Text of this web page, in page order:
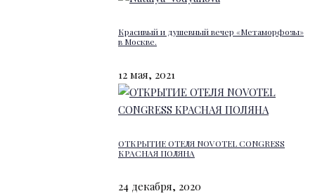
Красивый и душевный вечер «Метаморфозы»
в Москве.
12 мая, 2021
ОТКРЫТИЕ ОТЕЛЯ NOVOTEL CONGRESS
КРАСНАЯ ПОЛЯНА
24 декабря, 2020